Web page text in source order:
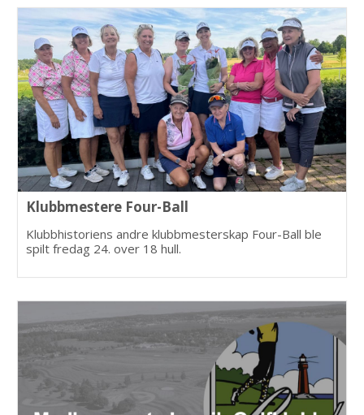
Klubbmestere Four-Ball
Klubbhistoriens andre klubbmesterskap Four-Ball ble
spilt fredag 24. over 18 hull.